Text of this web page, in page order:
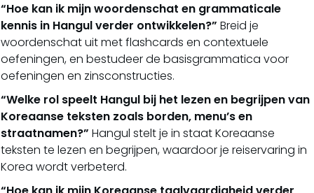
“Hoe kan ik mijn woordenschat en grammaticale
kennis in Hangul verder ontwikkelen?” Breid je
woordenschat uit met flashcards en contextuele
oefeningen, en bestudeer de basisgrammatica voor
oefeningen en zinsconstructies.
“Welke rol speelt Hangul bij het lezen en begrijpen van
Koreaanse teksten zoals borden, menu’s en
straatnamen?” Hangul stelt je in staat Koreaanse
teksten te lezen en begrijpen, waardoor je reiservaring in
Korea wordt verbeterd.